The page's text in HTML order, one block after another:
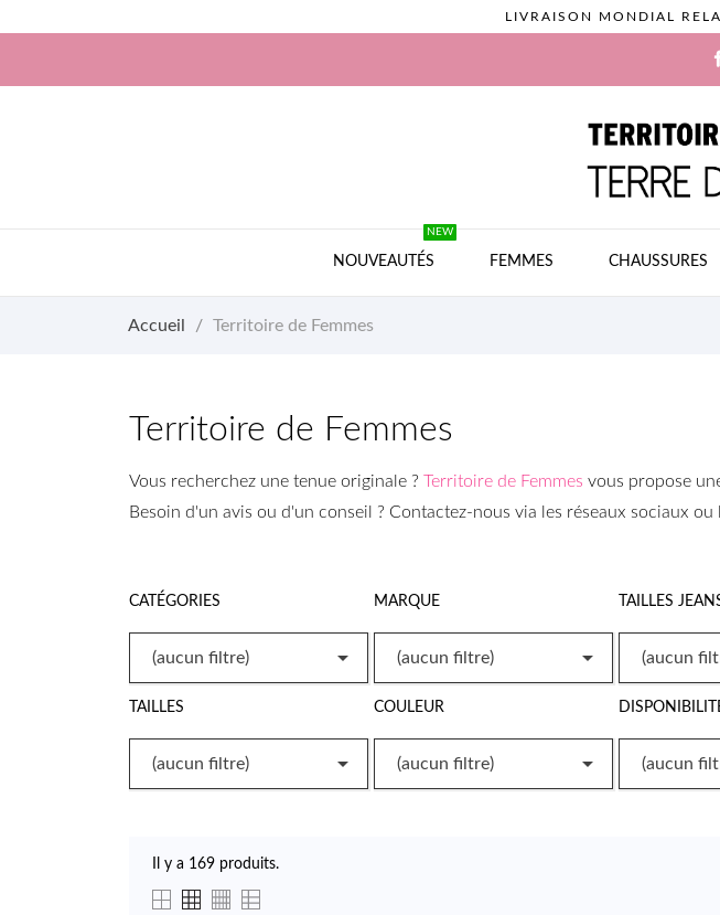
LIVRAISON MONDIAL
NOUVEAUTÉS
NEW
FEMMES CHAUSSURES
Accueil Territoire de Femmes
Territoire de Femmes
Vous recherchez une tenue originale ? Territoire de Femmes vous propose
Besoin d'un avis ou d'un conseil ? Contactez-nous via les réseaux sociaux
CATÉGORIES
(aucun filtre) 
MARQUE
(aucun filtre) 
TAILLES
(aucun
TAILLES
(aucun filtre) 
COULEUR
(aucun filtre)  (aucun
Il y a 169 produits.